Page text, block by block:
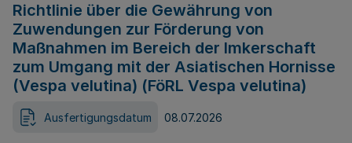
Richtlinie über die Gewährung von
Zuwendungen zur Förderung von
Maßnahmen im Bereich der Imkerschaft
zum Umgang mit der Asiatischen Hornisse
(Vespa velutina) (FöRL Vespa velutina)
Ausfertigungsdatum 08.07.2026